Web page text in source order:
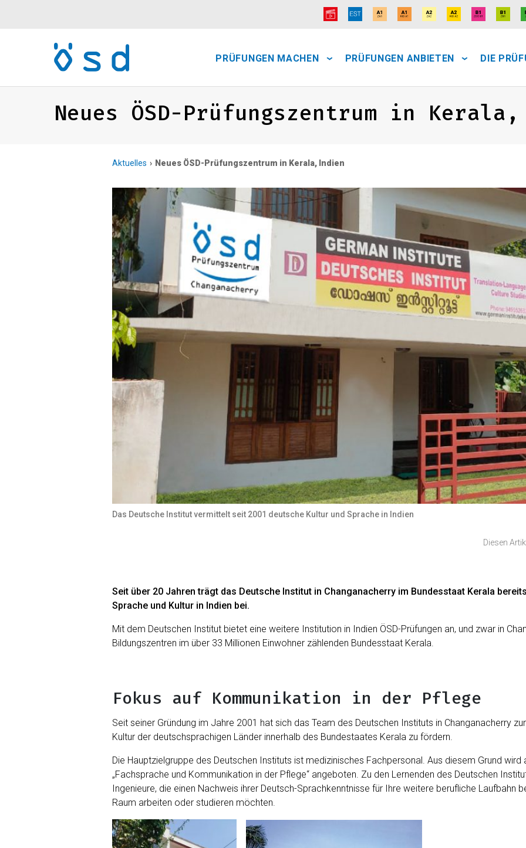
PRÜFUNGEN MACHEN PRÜFUNGEN ANBIETEN DIE
Neues ÖSD-Prüfungszentrum in
Aktuelles Neues ÖSD-Prüfungszentrum in Kerala, Indien
Das Deutsche Institut vermittelt seit 2001 deutsche Kultur und Sprache in Indien
Diesen
Seit über 20 Jahren trägt das Deutsche Institut in Changanacherry im Bundesstaat Kerala
Sprache und Kultur in Indien bei.
Mit dem Deutschen Institut bietet eine weitere Institution in Indien ÖSD-Prüfungen an, und zwar in
Bildungszentren im über 33 Millionen Einwohner zählenden Bundesstaat Kerala.
Fokus auf Kommunikation in der Pflege
Seit seiner Gründung im Jahre 2001 hat sich das Team des Deutschen Instituts in Changanacherry
Kultur der deutschsprachigen Länder innerhalb des Bundestaates Kerala zu fördern.
Die Hauptzielgruppe des Deutschen Instituts ist medizinisches Fachpersonal. Aus diesem Grund
„Fachsprache und Kommunikation in der Pflege“ angeboten. Zu den Lernenden des Deutschen
Ingenieure, die einen Nachweis ihrer Deutsch-Sprachkenntnisse für Ihre weitere berufliche Laufbahn
Raum arbeiten oder studieren möchten.